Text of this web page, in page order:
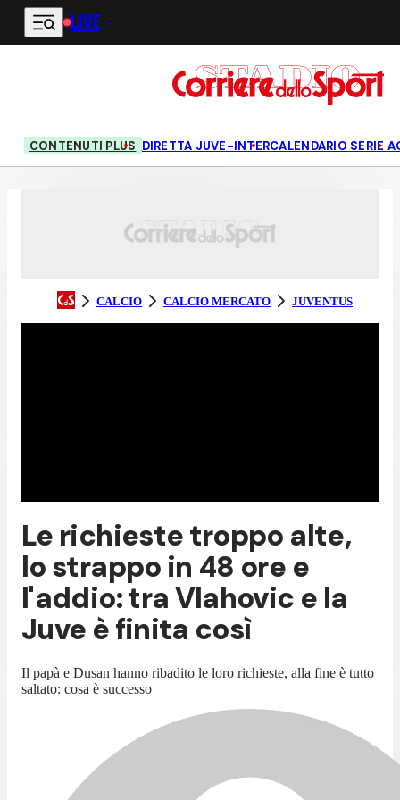
Vai al contenuto principale
LIVE
CONTENUTI PLUS DIRETTA JUVE-INTERCALENDARIO SERIE A
CALCIO CALCIO MERCATO JUVENTUS
Le richieste troppo alte,
lo strappo in 48 ore e
l'addio: tra Vlahovic e la
Juve è finita così
Il papà e Dusan hanno ribadito le loro richieste, alla fine è tutto
saltato: cosa è successo